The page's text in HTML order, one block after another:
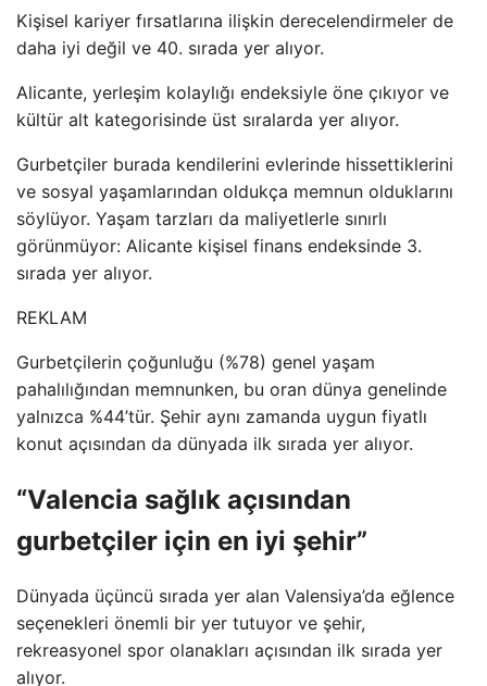
Kişisel kariyer fırsatlarına ilişkin derecelendirmeler de
daha iyi değil ve 40. sırada yer alıyor.
Alicante, yerleşim kolaylığı endeksiyle öne çıkıyor ve
kültür alt kategorisinde üst sıralarda yer alıyor.
Gurbetçiler burada kendilerini evlerinde hissettiklerini
ve sosyal yaşamlarından oldukça memnun olduklarını
söylüyor. Yaşam tarzları da maliyetlerle sınırlı
görünmüyor: Alicante kişisel finans endeksinde 3.
sırada yer alıyor.
REKLAM
Gurbetçilerin çoğunluğu (%78) genel yaşam
pahalılığından memnunken, bu oran dünya genelinde
yalnızca %44’tür. Şehir aynı zamanda uygun fiyatlı
konut açısından da dünyada ilk sırada yer alıyor.
“Valencia sağlık açısından
gurbetçiler için en iyi şehir”
Dünyada üçüncü sırada yer alan Valensiya’da eğlence
seçenekleri önemli bir yer tutuyor ve şehir,
rekreasyonel spor olanakları açısından ilk sırada yer
alıyor.